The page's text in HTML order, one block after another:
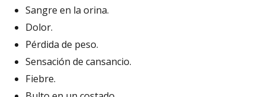
Sangre en la orina.
Dolor.
Pérdida de peso.
Sensación de cansancio.
Fiebre.